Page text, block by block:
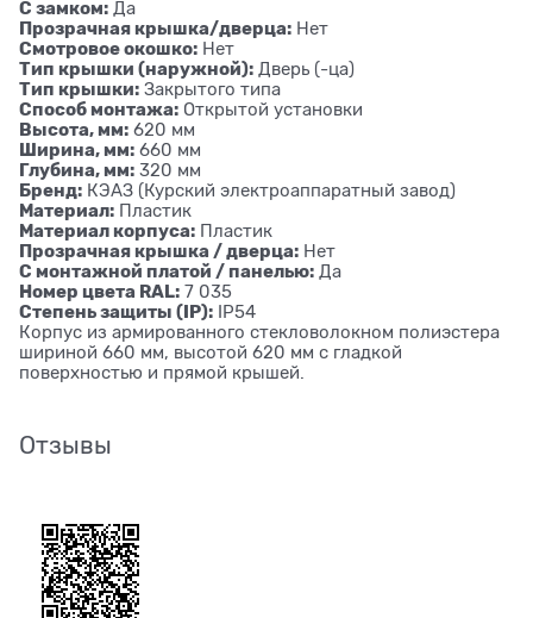
С замком: Да
Прозрачная крышка/дверца: Нет
Смотровое окошко: Нет
Тип крышки (наружной): Дверь (-ца)
Тип крышки: Закрытого типа
Способ монтажа: Открытой установки
Высота, мм: 620 мм
Ширина, мм: 660 мм
Глубина, мм: 320 мм
Бренд: КЭАЗ (Курский электроаппаратный завод)
Материал: Пластик
Материал корпуса: Пластик
Прозрачная крышка / дверца: Нет
C монтажной платой / панелью: Да
Номер цвета RAL: 7 035
Степень защиты (IP): IP54
Корпус из армированного стекловолокном полиэстера
шириной 660 мм, высотой 620 мм с гладкой
поверхностью и прямой крышей.
Отзывы